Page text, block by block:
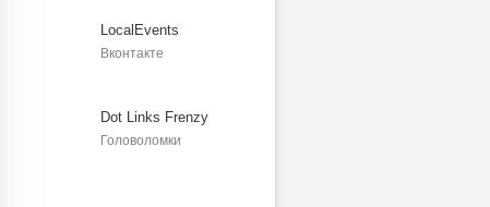
LocalEvents
Вконтакте
Dot Links Frenzy
Головоломки